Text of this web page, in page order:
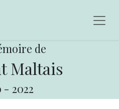
de
Maltais
- 2022